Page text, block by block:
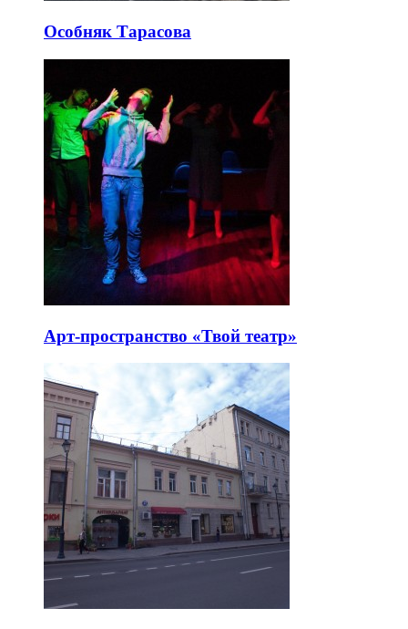
Особняк Тарасова
Арт-пространство «Твой театр»